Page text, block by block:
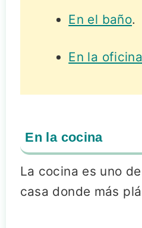
En el baño.
En la oficina
En la cocina
La cocina es uno
casa donde más